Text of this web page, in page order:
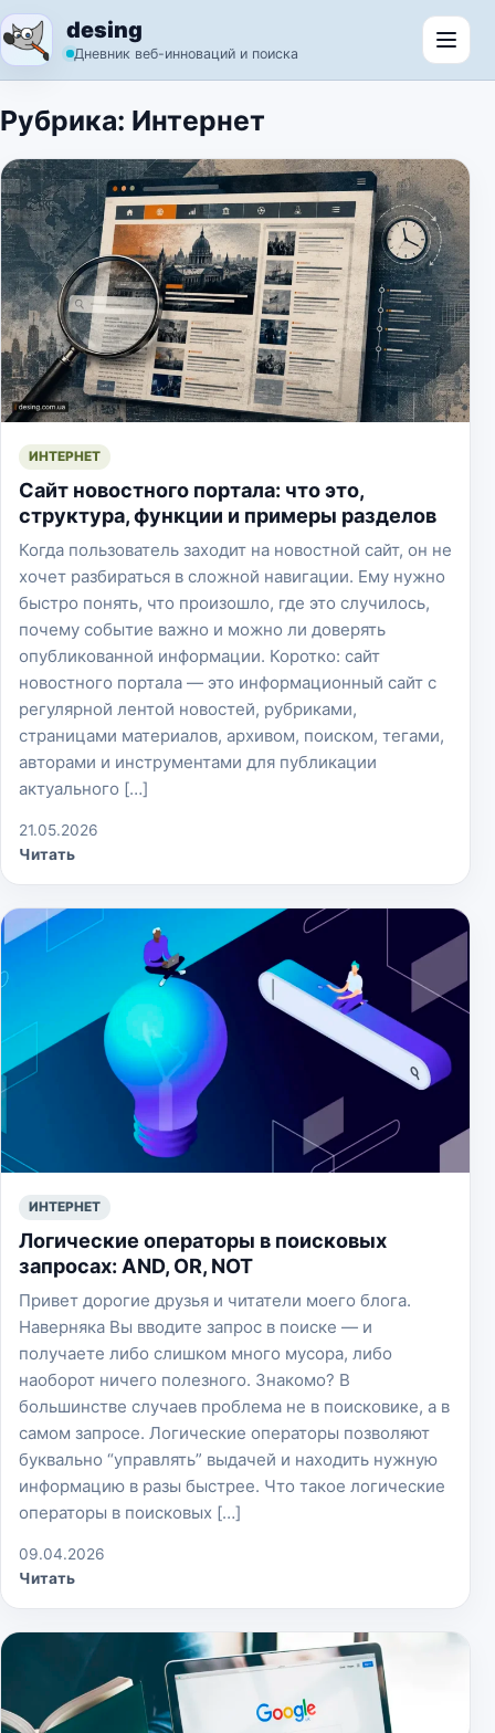
Перейти к содержимому
desing
Дневник веб-инноваций и поиска
Рубрика: Интернет
ИНТЕРНЕТ
Сайт новостного портала: что это,
структура, функции и примеры разделов
Когда пользователь заходит на новостной сайт, он не
хочет разбираться в сложной навигации. Ему нужно
быстро понять, что произошло, где это случилось,
почему событие важно и можно ли доверять
опубликованной информации. Коротко: сайт
новостного портала — это информационный сайт с
регулярной лентой новостей, рубриками,
страницами материалов, архивом, поиском, тегами,
авторами и инструментами для публикации
актуального […]
21.05.2026
Читать
ИНТЕРНЕТ
Логические операторы в поисковых
запросах: AND, OR, NOT
Привет дорогие друзья и читатели моего блога.
Наверняка Вы вводите запрос в поиске — и
получаете либо слишком много мусора, либо
наоборот ничего полезного. Знакомо? В
большинстве случаев проблема не в поисковике, а в
самом запросе. Логические операторы позволяют
буквально “управлять” выдачей и находить нужную
информацию в разы быстрее. Что такое логические
операторы в поисковых […]
09.04.2026
Читать